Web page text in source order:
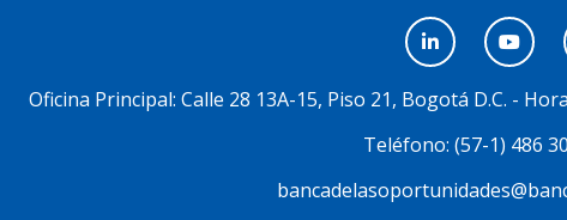
Oficina Principal: Calle 28 13A-15, Piso 21, Bogotá D.C. -
Teléfono: (57-1) 486